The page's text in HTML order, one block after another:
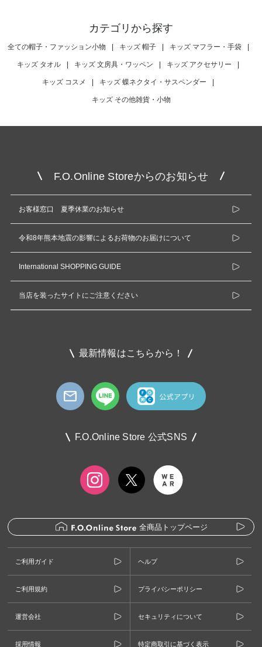
カテゴリから探す
全ての帽子・ファッション小物 | キッズ 帽子 | キッズ マフラー・手袋 |
キッズ タオル | キッズ 文房具・ワッペン | キッズ アクセサリー |
キッズ コスメ | キッズ 蝶ネクタイ・サスペンダー |
キッズ その他雑貨・小物
F.O.Online Storeからのお知らせ
お客様窓口 夏季休業のお知らせ
令和8年熊本地震の影響によるお荷物のお届けについて
International SHOPPING GUIDE
当店を装ったサイトにご注意ください
最新情報はこちらから！
F.O.Online Store 公式SNS
全商品トップページ
ご利用ガイド ヘルプ
ご利用規約 プライバシーポリシー
運営会社 セキュリティについて
採用情報 特定商取引に基づく表示